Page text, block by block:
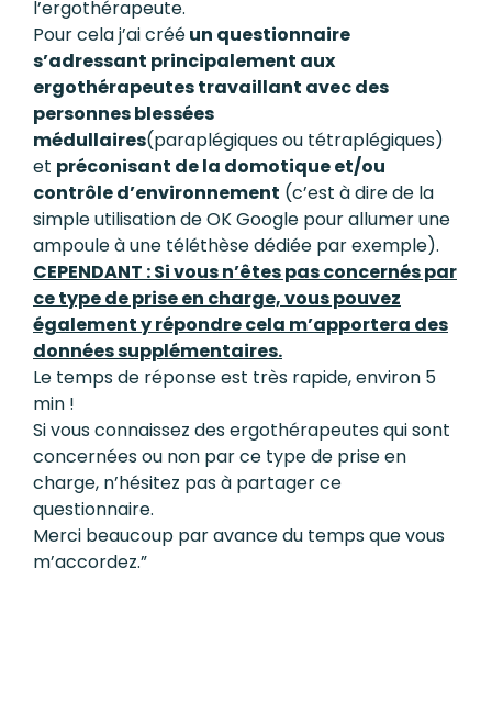
l’ergothérapeute.
Pour cela j’ai crééun questionnaire
s’adressant principalement aux
ergothérapeutes travaillant avec des
personnes blessées
médullaires(paraplégiques ou tétraplégiques)
et préconisant de la domotique et/ou
contrôle d’environnement (c’est à dire de la
simple utilisation de OK Google pour allumer une
ampoule à une téléthèse dédiée par exemple).
CEPENDANT : Si vous n’êtes pas concernés par
ce type de prise en charge, vous pouvez
également y répondre cela m’apportera des
données supplémentaires.
Le temps de réponse est très rapide, environ 5
min !
Si vous connaissez des ergothérapeutes qui sont
concernées ou non par ce type de prise en
charge, n’hésitez pas à partager ce
questionnaire.
Merci beaucoup par avance du temps que vous
m’accordez.”